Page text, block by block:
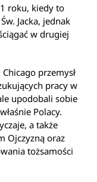
roku, kiedy to
Jacka, jednak
w drugiej
przemysł
pracy w
upodobali sobie
Polacy.
a także
Ojczyzną oraz
tożsamości